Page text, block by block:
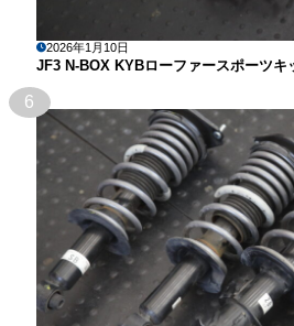
2026年1月10日
JF3 N-BOX KYBローファースポーツキ
6